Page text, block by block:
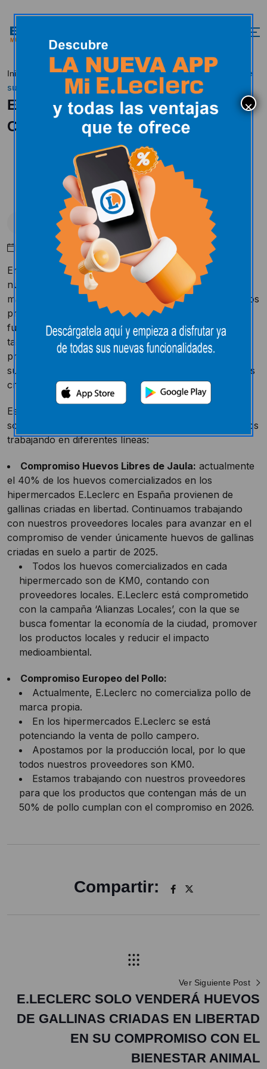
Inicio Actualidad E.Leclerc en los medios
E.Leclerc se
suma a la iniciativa Compromiso Europeo del Pollo
E.Leclerc se suma a la iniciativa
Compromiso Europeo del Pollo
E.Leclerc en los medios
Junio 6, 2024
En E.Leclerc estamos trabajando de la mano de
nuestros proveedores e implementando medidas de
manera progresiva en cada localidad en la que estamos
presentes, para poder satisfacer la demanda actual y
futura de consumo de huevos, asegurándonos
también, por otro lado, de que todos nuestros
productos de marca propia que incluyan huevo entre
sus ingredientes provengan exclusivamente de gallinas
criadas en libertad.
Estamos comprometidos con el bienestar animal y
somos conscientes de su importancia, por ello estamos
trabajando en diferentes líneas:
Compromiso Huevos Libres de Jaula: actualmente
el 40% de los huevos comercializados en los
hipermercados E.Leclerc en España provienen de
gallinas criadas en libertad. Continuamos trabajando
con nuestros proveedores locales para avanzar en el
compromiso de vender únicamente huevos de gallinas
criadas en suelo a partir de 2025.
Todos los huevos comercializados en cada
hipermercado son de KM0, contando con
proveedores locales. E.Leclerc está comprometido
con la campaña ‘Alianzas Locales’, con la que se
busca fomentar la economía de la ciudad, promover
los productos locales y reducir el impacto
medioambiental.
Compromiso Europeo del Pollo:
Actualmente, E.Leclerc no comercializa pollo de
marca propia.
En los hipermercados E.Leclerc se está
potenciando la venta de pollo campero.
Apostamos por la producción local, por lo que
todos nuestros proveedores son KM0.
Estamos trabajando con nuestros proveedores
para que los productos que contengan más de un
50% de pollo cumplan con el compromiso en 2026.
Compartir:
Ver Siguiente Post
E.LECLERC SOLO VENDERÁ HUEVOS
DE GALLINAS CRIADAS EN LIBERTAD
EN SU COMPROMISO CON EL
BIENESTAR ANIMAL